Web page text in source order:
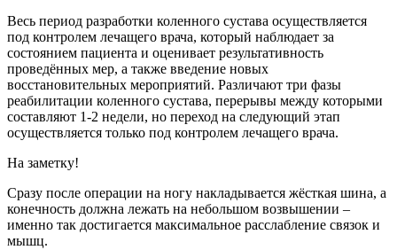
Весь период разработки коленного сустава осуществляется
под контролем лечащего врача, который наблюдает за
состоянием пациента и оценивает результативность
проведённых мер, а также введение новых
восстановительных мероприятий. Различают три фазы
реабилитации коленного сустава, перерывы между которыми
составляют 1-2 недели, но переход на следующий этап
осуществляется только под контролем лечащего врача.
На заметку!
Сразу после операции на ногу накладывается жёсткая шина, а
конечность должна лежать на небольшом возвышении –
именно так достигается максимальное расслабление связок и
мышц.